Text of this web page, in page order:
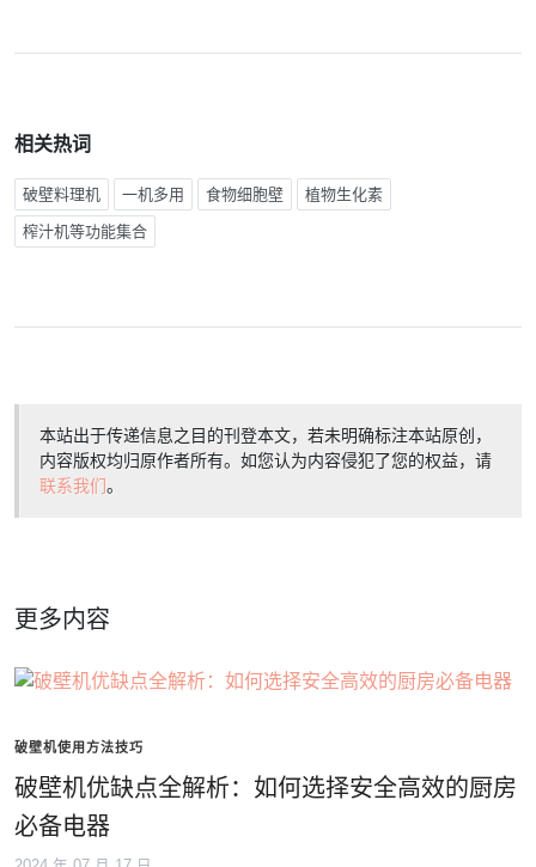
相关热词
破壁料理机 一机多用 食物细胞壁 植物生化素
榨汁机等功能集合
本站出于传递信息之目的刊登本文，若未明确标注本站原创，
内容版权均归原作者所有。如您认为内容侵犯了您的权益，请
联系我们。
更多内容
破壁机使用方法技巧
破壁机优缺点全解析：如何选择安全高效的厨房
必备电器